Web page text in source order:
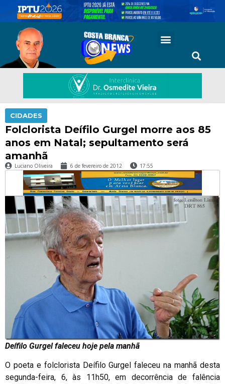
CIDADES
Folclorista Deífilo Gurgel morre aos 85
anos em Natal; sepultamento será
amanhã
Luciano Oliveira 6 de fevereiro de 2012 17:55
Deífilo Gurgel faleceu hoje pela manhã
O poeta e folclorista Deífilo Gurgel faleceu na manhã desta
segunda-feira, 6, às 11h50, em decorrência de falência